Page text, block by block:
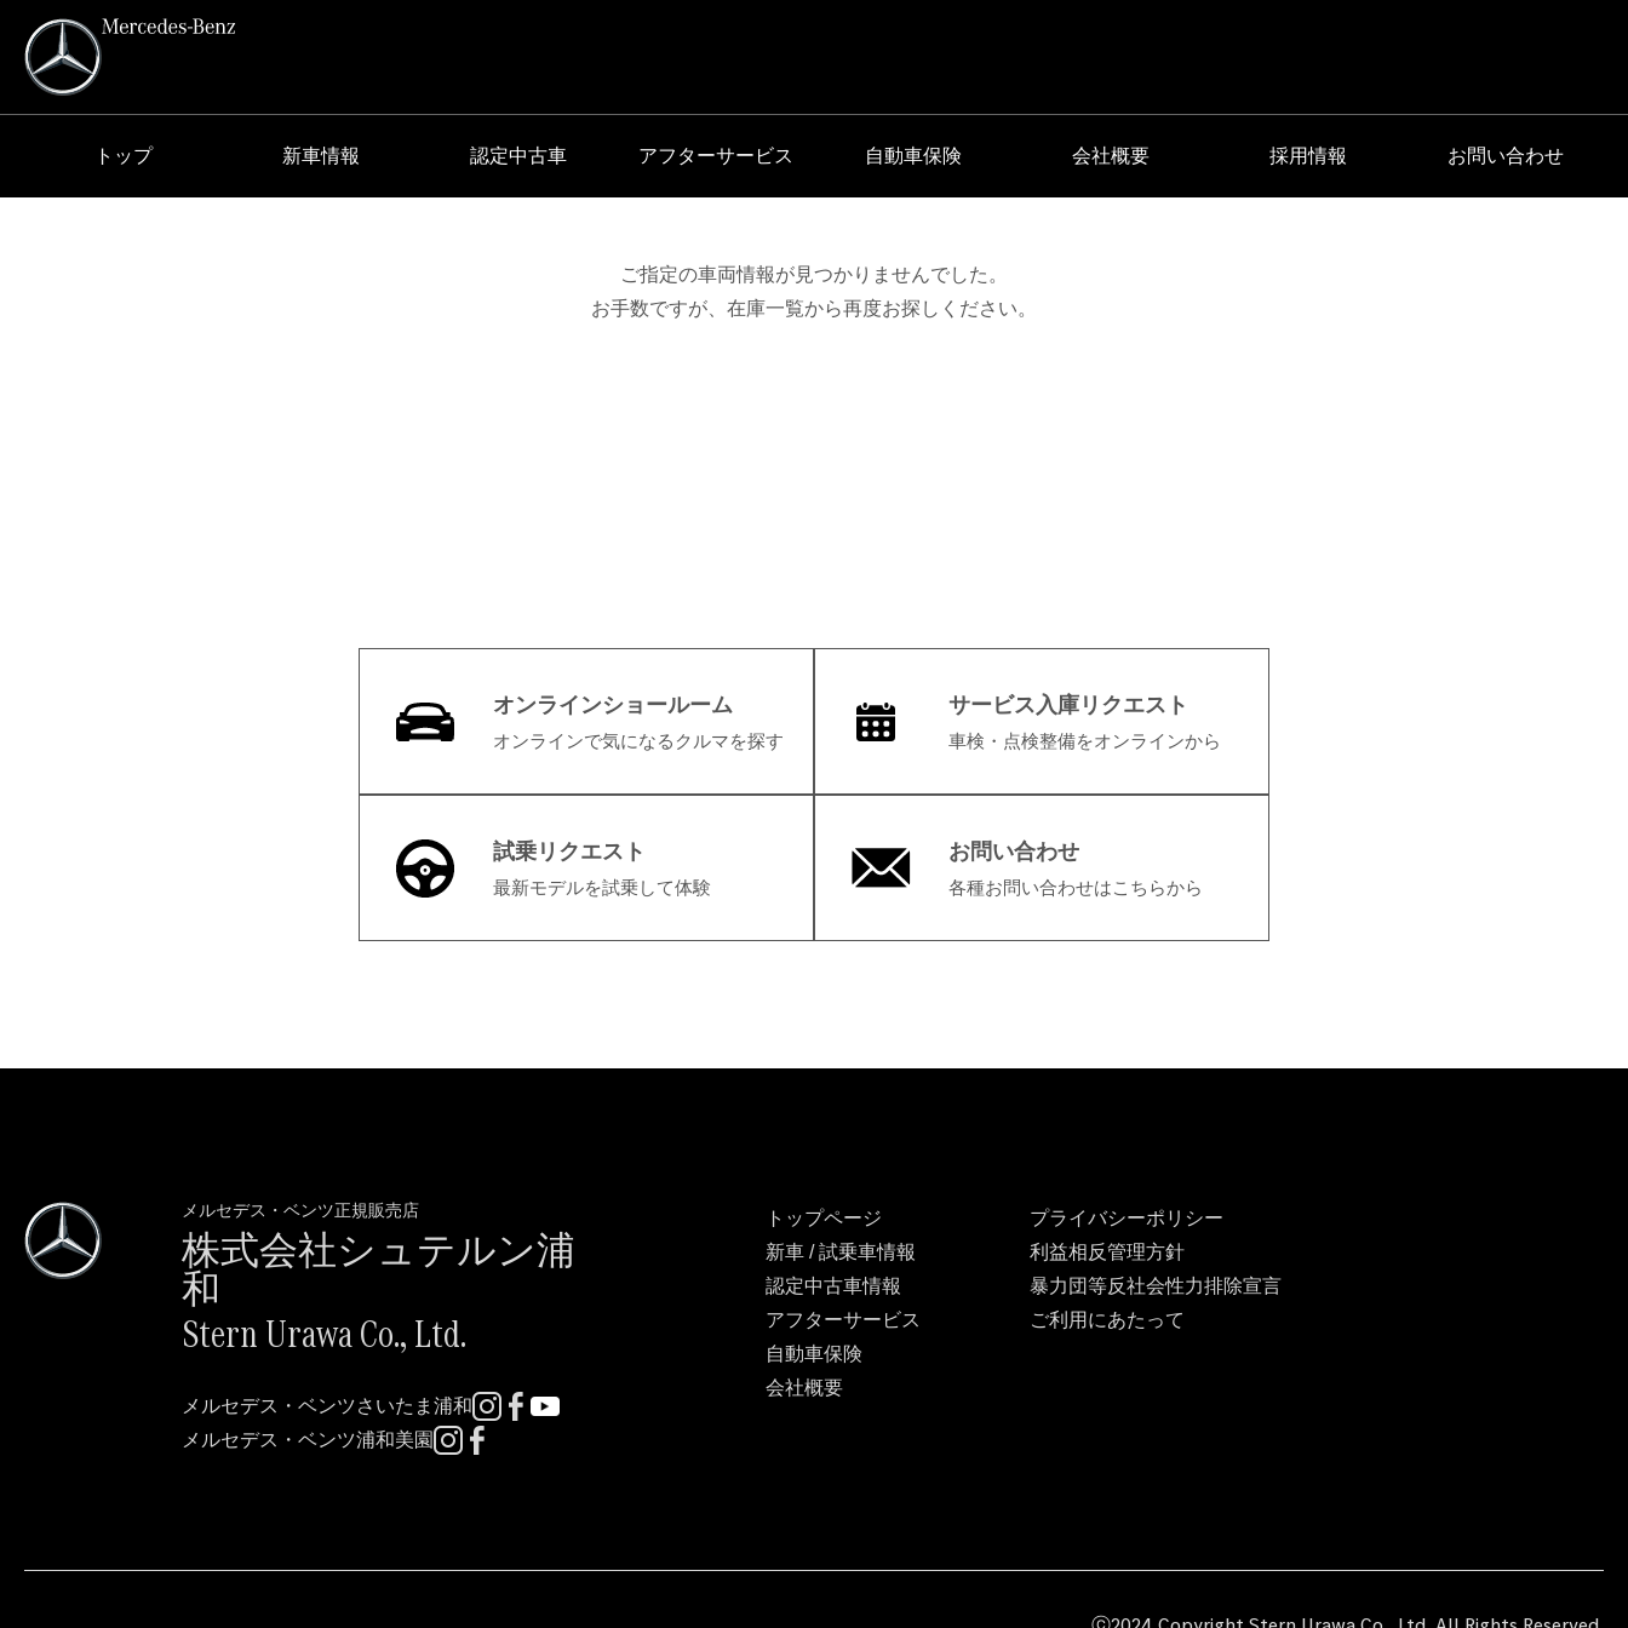
トップ 新車情報 認定中古車 アフターサービス 自動車保険 会社概要 採用情報 お問い合わせ
ご指定の車両情報が見つかりませんでした。
お手数ですが、 在庫一覧から再度お探しください。
オンラインショールーム
オンラインで気になるクルマを探す
サービス入庫リクエスト
車検・点検整備をオンラインから
試乗リクエスト
最新モデルを試乗して体験
お問い合わせ
各種お問い合わせはこちらから
メルセデス・ベンツ正規販売店
株式会社シュテルン浦
和
Stern Urawa Co., Ltd.
メルセデス・ベンツさいたま浦和
メルセデス・ベンツ浦和美園
トップページ
新車 / 試乗車情報
認定中古車情報
アフターサービス
自動車保険
会社概要
プライバシーポリシー
利益相反管理方針
暴力団等反社会性力排除宣言
ご利用にあたって